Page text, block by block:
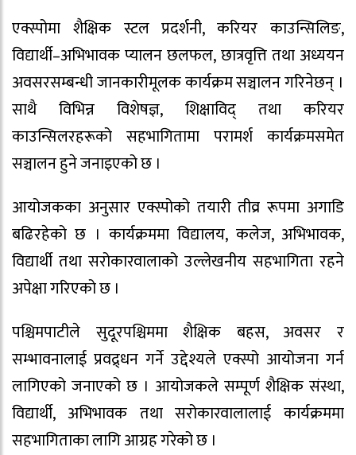
एक्स्पोमा शैक्षिक स्टल प्रदर्शनी, करियर काउन्सिलिङ,
विद्यार्थी–अभिभावक प्यालन छलफल, छात्रवृत्ति तथा अध्ययन
अवसरसम्बन्धी जानकारीमूलक कार्यक्रम सञ्चालन गरिनेछन् ।
साथै विभिन्न विशेषज्ञ, शिक्षाविद् तथा करियर
काउन्सिलरहरूको सहभागितामा परामर्श कार्यक्रमसमेत
सञ्चालन हुने जनाइएको छ ।
आयोजकका अनुसार एक्स्पोको तयारी तीव्र रूपमा अगाडि
बढिरहेको छ । कार्यक्रममा विद्यालय, कलेज, अभिभावक,
विद्यार्थी तथा सरोकारवालाको उल्लेखनीय सहभागिता रहने
अपेक्षा गरिएको छ ।
पश्चिमपाटीले सुदूरपश्चिममा शैक्षिक बहस, अवसर र
सम्भावनालाई प्रवद्र्धन गर्ने उद्देश्यले एक्स्पो आयोजना गर्न
लागिएको जनाएको छ । आयोजकले सम्पूर्ण शैक्षिक संस्था,
विद्यार्थी, अभिभावक तथा सरोकारवालालाई कार्यक्रममा
सहभागिताका लागि आग्रह गरेको छ ।